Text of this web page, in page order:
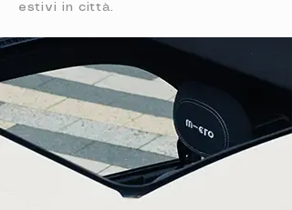
estivi in città.